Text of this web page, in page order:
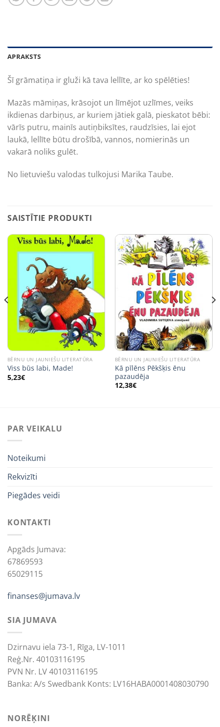
APRAKSTS
Šī grāmatiņa ir gluži kā tava lellīte, ar ko spēlēties!
Mazās māmiņas, krāsojot un līmējot uzlīmes, veiks
ikdienas darbiņus, ar kuriem jātiek galā, pieskatot bēbi:
vārīs putru, mainīs autiņbiksītes, raudzīsies, lai ejot
laukā, lellīte būtu drošībā, vannos, nomierinās un
vakarā noliks gulēt.
No lietuviešu valodas tulkojusi Marika Taube.
SAISTĪTIE PRODUKTI
BĒRNU UN JAUNIEŠU LITERATŪRA
Viss būs labi, Made!
5,23€
BĒRNU UN JAUNIEŠU LITERATŪRA
Kā pīlēns Pēkšķis ēnu
pazaudēja
12,38€
PAR VEIKALU
Noteikumi
Rekvizīti
Piegādes veidi
KONTAKTI
Apgāds Jumava:
67869593
65029115
finanses@jumava.lv
SIA JUMAVA
Dzirnavu iela 73-1, Rīga, LV-1011
Reģ.Nr. 40103116195
PVN Nr. LV 40103116195
Banka: A/s Swedbank Konts: LV16HABA0001408030790
NORĒĶINI